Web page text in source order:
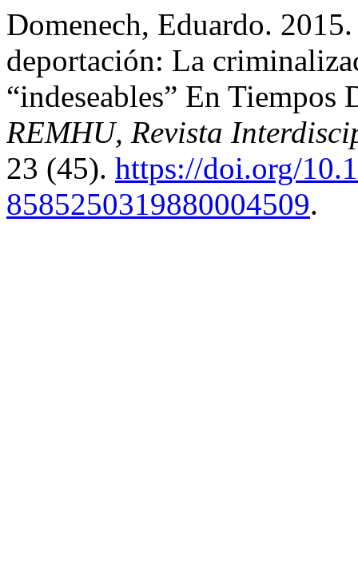
Domenech, Eduardo.
deportación: La
“indeseables” En Tiempos
REMHU, Revista
23 (45). https://doi.org/
8585250319880004509.